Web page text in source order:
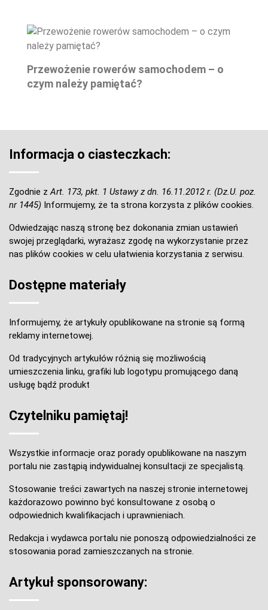
Przewożenie rowerów samochodem – o
czym należy pamiętać?
Informacja o ciasteczkach:
Zgodnie z Art. 173, pkt. 1 Ustawy z dn. 16.11.2012 r. (Dz.U. poz.
nr 1445) Informujemy, że ta strona korzysta z plików cookies.
Odwiedzając naszą stronę bez dokonania zmian ustawień
swojej przeglądarki, wyrażasz zgodę na wykorzystanie przez
nas plików cookies w celu ułatwienia korzystania z serwisu.
Dostępne materiały
Informujemy, że artykuły opublikowane na stronie są formą
reklamy internetowej.
Od tradycyjnych artykułów różnią się możliwością
umieszczenia linku, grafiki lub logotypu promującego daną
usługę bądź produkt
Czytelniku pamiętaj!
Wszystkie informacje oraz porady opublikowane na naszym
portalu nie zastąpią indywidualnej konsultacji ze specjalistą.
Stosowanie treści zawartych na naszej stronie internetowej
każdorazowo powinno być konsultowane z osobą o
odpowiednich kwalifikacjach i uprawnieniach.
Redakcja i wydawca portalu nie ponoszą odpowiedzialności ze
stosowania porad zamieszczanych na stronie.
Artykuł sponsorowany: